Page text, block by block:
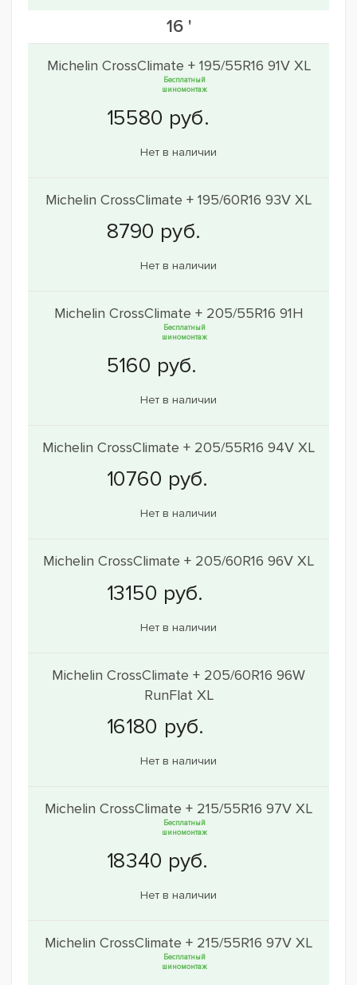
16 '
Michelin CrossClimate + 195/55R16 91V XL
Бесплатный
шиномонтаж
Нет в наличии
Michelin CrossClimate + 195/60R16 93V XL
Нет в наличии
Michelin CrossClimate + 205/55R16 91H
Бесплатный
шиномонтаж
Нет в наличии
Michelin CrossClimate + 205/55R16 94V XL
Нет в наличии
Michelin CrossClimate + 205/60R16 96V XL
Нет в наличии
Michelin CrossClimate + 205/60R16 96W
RunFlat XL
Нет в наличии
Michelin CrossClimate + 215/55R16 97V XL
Бесплатный
шиномонтаж
Нет в наличии
Michelin CrossClimate + 215/55R16 97V XL
Бесплатный
шиномонтаж